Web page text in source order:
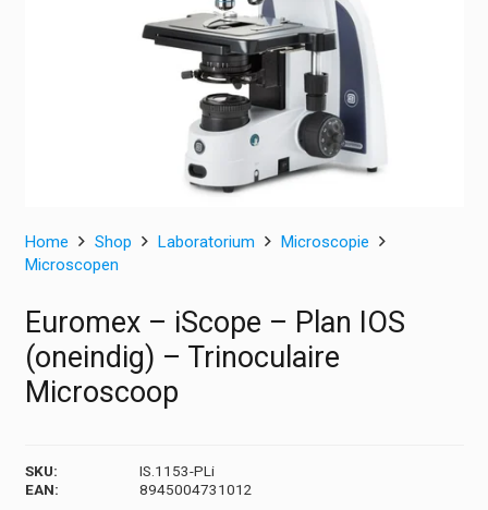
Home Shop Laboratorium
Microscopie
Microscopen
Euromex – iScope – Plan IOS
(oneindig) – Trinoculaire
Microscoop
SKU:
IS.1153-PLi
EAN:
8945004731012